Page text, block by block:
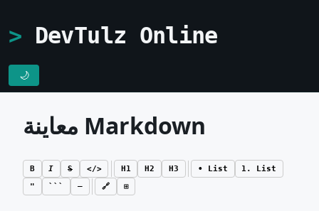
DevTulz Online
🌙
معاينة Markdown
B I S </> H1 H2 H3 • List
1. List
"
``` — 🔗 ⊞